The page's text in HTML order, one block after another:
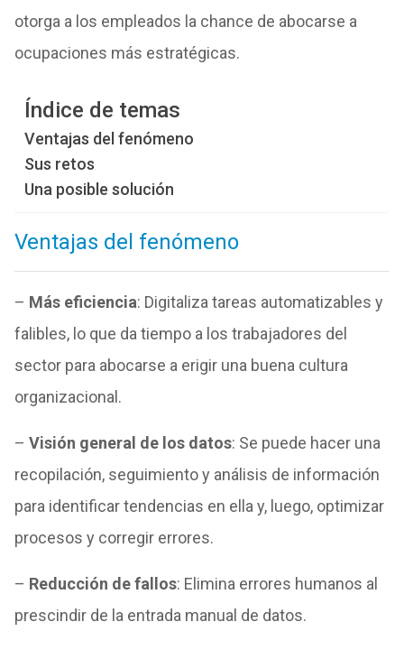
otorga a los empleados la chance de abocarse a
ocupaciones más estratégicas.
Índice de temas
Ventajas del fenómeno
Sus retos
Una posible solución
Ventajas del fenómeno
– Más eficiencia: Digitaliza tareas automatizables y
falibles, lo que da tiempo a los trabajadores del
sector para abocarse a erigir una buena cultura
organizacional.
– Visión general de los datos: Se puede hacer una
recopilación, seguimiento y análisis de información
para identificar tendencias en ella y, luego, optimizar
procesos y corregir errores.
– Reducción de fallos: Elimina errores humanos al
prescindir de la entrada manual de datos.